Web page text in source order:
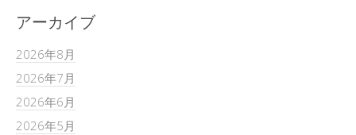
アーカイブ
2026年8月
2026年7月
2026年6月
2026年5月